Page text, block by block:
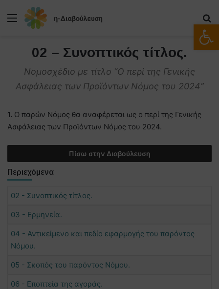
Μενού
02 – Συνοπτικός τίτλος.
Νομοσχέδιο με τίτλο “Ο περί της Γενικής
Ασφάλειας των Προϊόντων Νόμος του 2024”
1. Ο παρών Νόμος θα αναφέρεται ως ο περί της Γενικής
Ασφάλειας των Προϊόντων Νόμος του 2024.
Πίσω στην Διαβούλευση
Περιεχόμενα
02 - Συνοπτικός τίτλος.
03 - Ερμηνεία.
04 - Αντικείμενο και πεδίο εφαρμογής του παρόντος
Νόμου.
05 - Σκοπός του παρόντος Νόμου.
06 - Εποπτεία της αγοράς.